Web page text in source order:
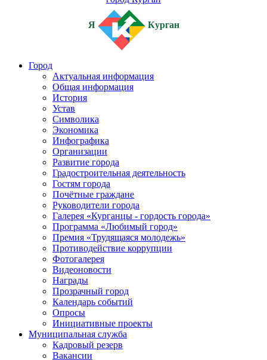
Я Курган
Город
Актуальная информация
Общая информация
История
Устав
Символика
Экономика
Инфографика
Организации
Развитие города
Градостроительная деятельность
Гостям города
Почётные граждане
Руководители города
Галерея «Курганцы - гордость города»
Программа «Любимый город»
Премия «Трудящаяся молодежь»
Противодействие коррупции
Фотогалерея
Видеоновости
Награды
Прозрачный город
Календарь событий
Опросы
Инициативные проекты
Муниципальная служба
Кадровый резерв
Вакансии